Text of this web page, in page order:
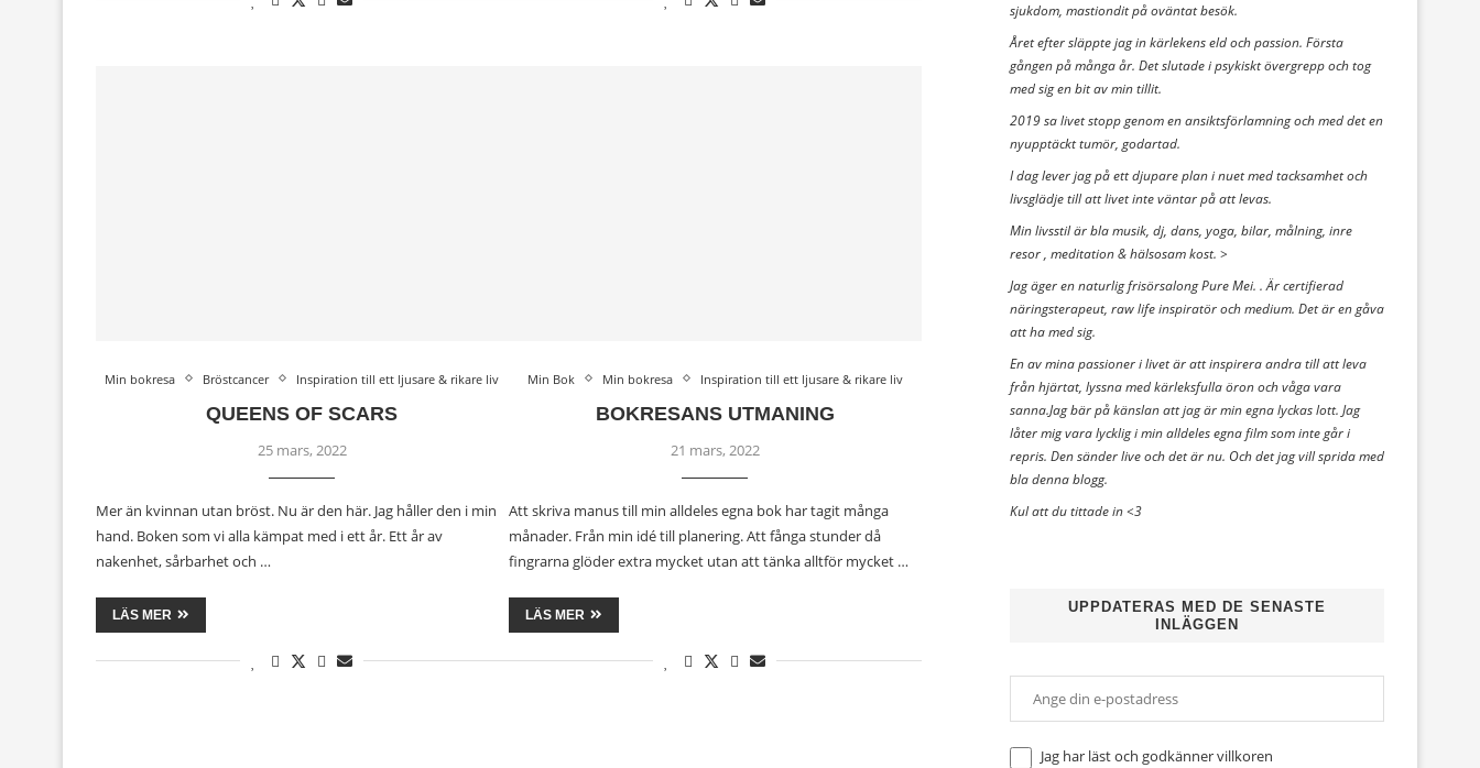
Min bokresa Bröstcancer Inspiration till ett ljusare & rikare liv
QUEENS OF SCARS
25 mars, 2022
Mer än kvinnan utan bröst. Nu är den här. Jag håller den i min
hand. Boken som vi alla kämpat med i ett år. Ett år av
nakenhet, sårbarhet och …
LÄS MER
Min Bok Min bokresa Inspiration till ett ljusare & rikare liv
BOKRESANS UTMANING
21 mars, 2022
Att skriva manus till min alldeles egna bok har tagit många
månader. Från min idé till planering. Att fånga stunder då
fingrarna glöder extra mycket utan att tänka alltför mycket …
LÄS MER
sjukdom, mastiondit på oväntat besök.
Året efter släppte jag in kärlekens eld och passion. Första
gången på många år. Det slutade i psykiskt övergrepp och tog
med sig en bit av min tillit.
2019 sa livet stopp genom en ansiktsförlamning och med det en
nyupptäckt tumör, godartad.
I dag lever jag på ett djupare plan i nuet med tacksamhet och
livsglädje till att livet inte väntar på att levas.
Min livsstil är bla musik, dj, dans, yoga, bilar, målning, inre
resor , meditation & hälsosam kost. >
Jag äger en naturlig frisörsalong Pure Mei. . Är certifierad
näringsterapeut, raw life inspiratör och medium. Det är en gåva
att ha med sig.
En av mina passioner i livet är att inspirera andra till att leva
från hjärtat, lyssna med kärleksfulla öron och våga vara
sanna.Jag bär på känslan att jag är min egna lyckas lott. Jag
låter mig vara lycklig i min alldeles egna film som inte går i
repris. Den sänder live och det är nu. Och det jag vill sprida med
bla denna blogg.
Kul att du tittade in <3
UPPDATERAS MED DE SENASTE
INLÄGGEN
Jag har läst och godkännervillkoren